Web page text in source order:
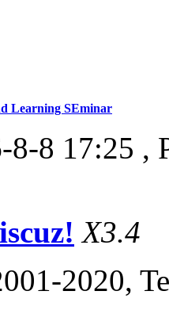
Learning SEminar
8-8 17:25 ,
X3.4
2020,